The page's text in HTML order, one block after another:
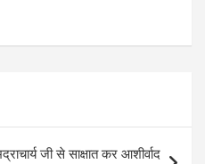
जी से साक्षात कर आशीर्वाद